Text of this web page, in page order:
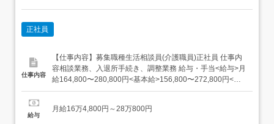
正社員
仕事内容
【仕事内容】募集職種生活相談員(介護職員)正社員 仕事内
容相談業務、入退所手続き、調整業務 給与・手当<給与>月
給164,800〜280,800円<基本給>156,800〜272,800円<手
当>交通費支給:実費(上限なし)職務手当:8,000円<賞与>賞与
格資格必須:自動車...
給与
月給16万4,800円～28万800円